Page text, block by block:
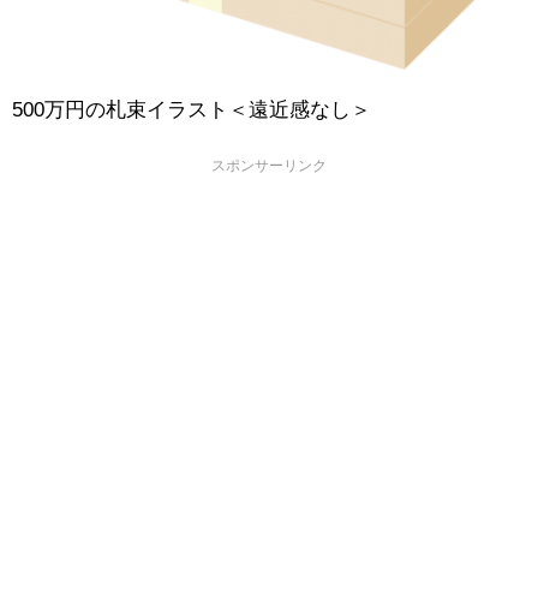
500万円の札束イラスト＜遠近感なし＞
スポンサーリンク